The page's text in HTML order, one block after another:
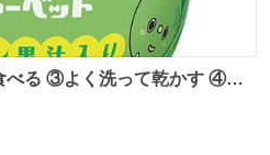
る ③よく洗って乾かす ④か